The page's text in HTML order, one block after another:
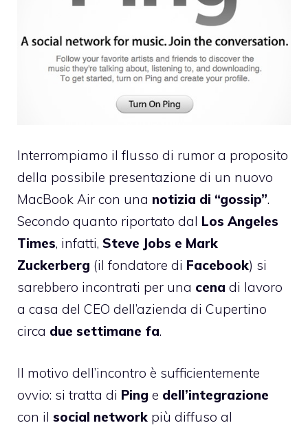
Interrompiamo il flusso di rumor a proposito
della possibile presentazione di un nuovo
MacBook Air con una notizia di “gossip”.
Secondo quanto riportato dal Los Angeles
Times, infatti, Steve Jobs e Mark
Zuckerberg (il fondatore di Facebook) si
sarebbero incontrati per una cena di lavoro
a casa del CEO dell’azienda di Cupertino
circa due settimane fa.
Il motivo dell’incontro è sufficientemente
ovvio: si tratta di Ping e dell’integrazione
con il social network più diffuso al